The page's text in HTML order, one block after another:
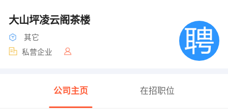
大山坪凌云阁茶楼
其它
私营企业
公司主页 在招职位